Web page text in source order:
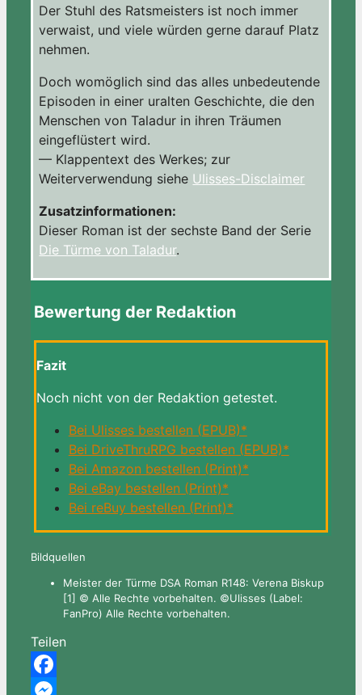
Der Stuhl des Ratsmeisters ist noch immer
verwaist, und viele würden gerne darauf Platz
nehmen.
Doch womöglich sind das alles unbedeutende
Episoden in einer uralten Geschichte, die den
Menschen von Taladur in ihren Träumen
eingeflüstert wird.
— Klappentext des Werkes; zur
Weiterverwendung siehe Ulisses-Disclaimer
Zusatzinformationen:
Dieser Roman ist der sechste Band der Serie
Die Türme von Taladur.
Bewertung der Redaktion
Fazit
Noch nicht von der Redaktion getestet.
Bei Ulisses bestellen (EPUB)*
Bei DriveThruRPG bestellen (EPUB)*
Bei Amazon bestellen (Print)*
Bei eBay bestellen (Print)*
Bei reBuy bestellen (Print)*
Bildquellen
Meister der Türme DSA Roman R148: Verena Biskup
[1] © Alle Rechte vorbehalten. ©Ulisses (Label:
FanPro) Alle Rechte vorbehalten.
Teilen
Facebook